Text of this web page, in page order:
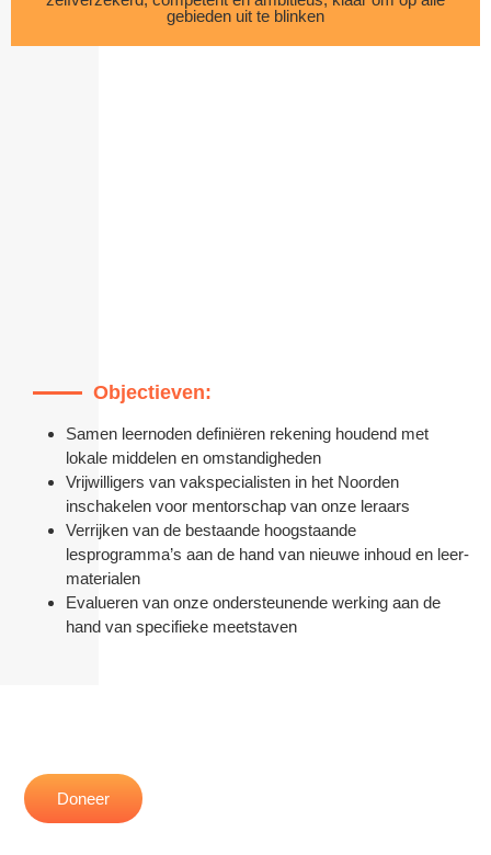
gebieden uit te blinken
Objectieven:
Samen leernoden definiëren rekening houdend met
lokale middelen en omstandigheden
Vrijwilligers van vakspecialisten in het Noorden
inschakelen voor mentorschap van onze leraars
Verrijken van de bestaande hoogstaande
lesprogramma’s aan de hand van nieuwe inhoud en leer-
materialen
Evalueren van onze ondersteunende werking aan de
hand van specifieke meetstaven
Doneer